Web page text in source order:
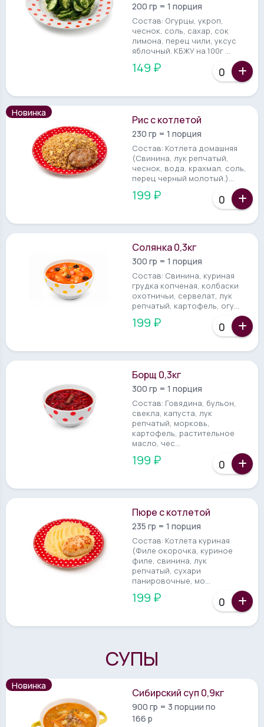
200 гр = 1 порция
Состав: Огурцы, укроп,
чеснок, соль, сахар, сок
лимона, перец чили, уксус
яблочный. КБЖУ на 100г ...
149 ₽
Новинка
Рис с котлетой
230 гр = 1 порция
Состав: Котлета домашняя
(Свинина, лук репчатый,
чеснок, вода, крахмал, соль,
перец черный молотый.)...
199 ₽
Солянка 0,3кг
300 гр = 1 порция
Состав: Свинина, куриная
грудка копченая, колбаски
охотничьи, сервелат, лук
репчатый, картофель, огу...
199 ₽
Борщ 0,3кг
300 гр = 1 порция
Состав: Говядина, бульон,
свекла, капуста, лук
репчатый, морковь,
картофель, растительное
масло, чес...
199 ₽
Пюре с котлетой
235 гр = 1 порция
Состав: Котлета куриная
(Филе окорочка, куриное
филе, свинина, лук
репчатый, сухари
панировочные, мо...
199 ₽
СУПЫ
Новинка
Сибирский суп 0,9кг
900 гр = 3 порции по
166 р